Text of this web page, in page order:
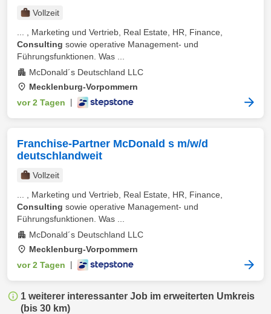
Vollzeit
... , Marketing und Vertrieb, Real Estate, HR, Finance,
Consulting sowie operative Management‑ und
Führungsfunktionen. Was ...
McDonald´s Deutschland LLC
Mecklenburg-Vorpommern
vor 2 Tagen
Franchise-Partner McDonald s m/w/d
deutschlandweit
Vollzeit
... , Marketing und Vertrieb, Real Estate, HR, Finance,
Consulting sowie operative Management‑ und
Führungsfunktionen. Was ...
McDonald´s Deutschland LLC
Mecklenburg-Vorpommern
vor 2 Tagen
1 weiterer interessanter Job im erweiterten Umkreis
(bis 30 km)